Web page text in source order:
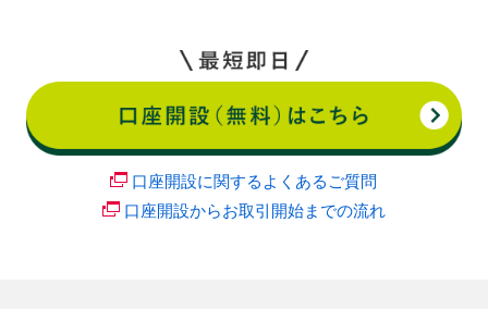
口座開設に関するよくあるご質問
口座開設からお取引開始までの流れ